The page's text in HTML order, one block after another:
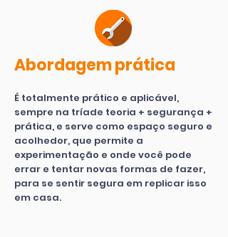
Abordagem prática
É totalmente prático e aplicável,
sempre na tríade teoria + segurança +
prática, e serve como espaço seguro e
acolhedor, que permite a
experimentação e onde você pode
errar e tentar novas formas de fazer,
para se sentir segura em replicar isso
em casa.